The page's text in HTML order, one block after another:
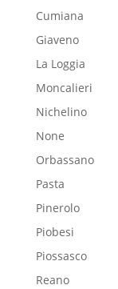
Cumiana
Giaveno
La Loggia
Moncalieri
Nichelino
None
Orbassano
Pasta
Pinerolo
Piobesi
Piossasco
Reano